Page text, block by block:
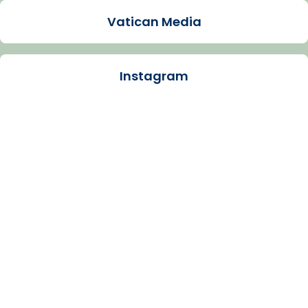
Arquebisbat de Barcelona
Vatican Media
Instagram